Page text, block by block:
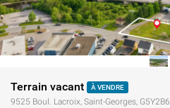
Terrain vacant À VENDRE
9525 Boul. Lacroix, Saint-Georges, G5Y2B6